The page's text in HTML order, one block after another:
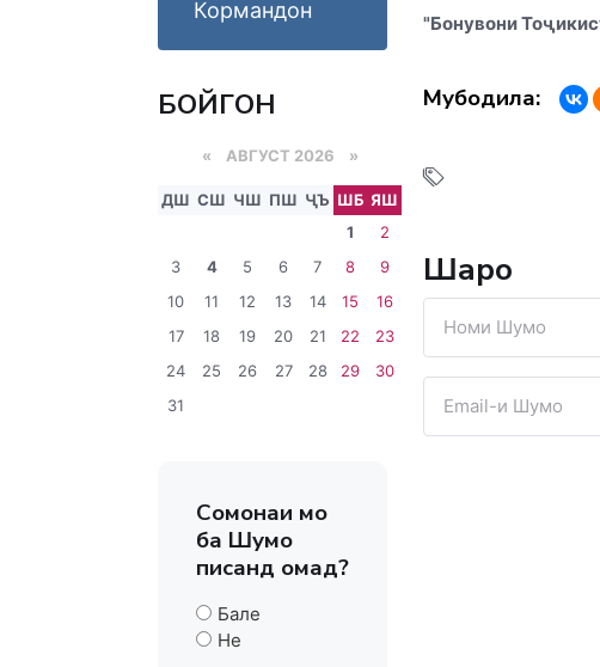
Кормандон
БОЙГОНӢ
« АВГУСТ 2026 »
ДШ СШ ЧШ ПШ ҶЪ ШБ ЯШ
1
2
3
4 5 6 7 8
9
10
11 12 13 14 15
16
17
18 19 20 21 22
23
24
25 26 27 28 29
30
31
Сомонаи мо
ба Шумо
писанд омад?
Бале
Не
"Бонувони
Мубодила:
Шарҳҳо